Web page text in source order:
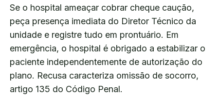
Se o hospital ameaçar cobrar cheque caução,
peça presença imediata do Diretor Técnico da
unidade e registre tudo em prontuário. Em
emergência, o hospital é obrigado a estabilizar o
paciente independentemente de autorização do
plano. Recusa caracteriza omissão de socorro,
artigo 135 do Código Penal.